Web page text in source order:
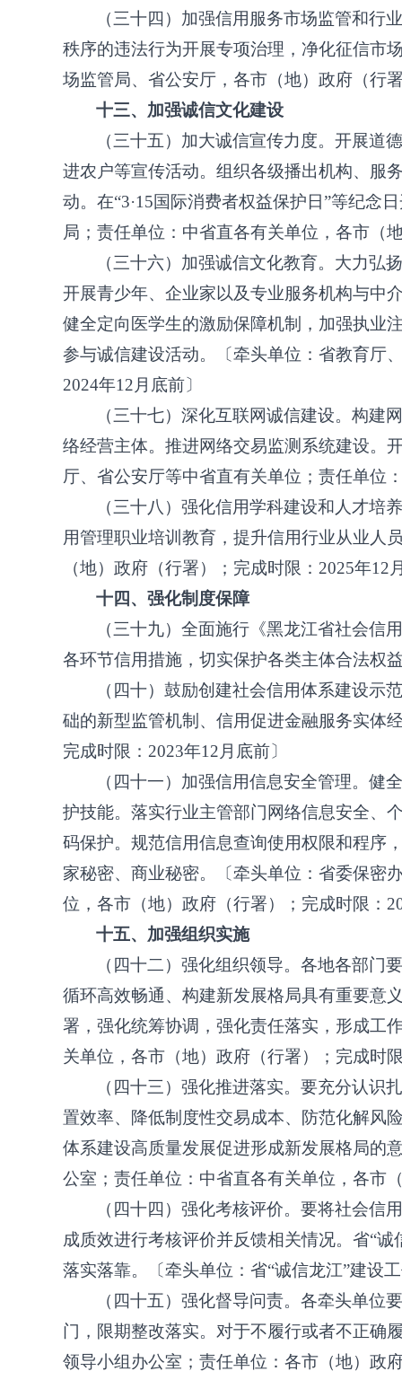
（三十四）加强信用服务市场监管和
秩序的违法行为开展专项治理，净化征信市
场监管局、省公安厅，各市（地）政府（行
十三、加强诚信文化建设
（三十五）加大诚信宣传力度。开展道
进农户等宣传活动。组织各级播出机构、服
动。在“3·15国际消费者权益保护日”等纪念
局；责任单位：中省直各有关单位，各市（
（三十六）加强诚信文化教育。大力
开展青少年、企业家以及专业服务机构与中
健全定向医学生的激励保障机制，加强执业
参与诚信建设活动。〔牵头单位：省教育厅
2024年12月底前〕
（三十七）深化互联网诚信建设。构
络经营主体。推进网络交易监测系统建设。
厅、省公安厅等中省直有关单位；责任单位
（三十八）强化信用学科建设和人才
用管理职业培训教育，提升信用行业从业人
（地）政府（行署）；完成时限： 2025年12
十四、强化制度保障
（三十九）全面施行《黑龙江省社会
各环节信用措施，切实保护各类主体合法权
（四十）鼓励创建社会信用体系建设
础的新型监管机制、信用促进金融服务实体
完成时限： 2023年12月底前〕
（四十一）加强信用信息安全管理。
护技能。落实行业主管部门网络信息安全、
码保护。规范信用信息查询使用权限和程序
家秘密、商业秘密。〔牵头单位：省委保密
位，各市（地）政府（行署）；完成时限：
十五、加强组织实施
（四十二）强化组织领导。各地各部
循环高效畅通、构建新发展格局具有重要意
署，强化统筹协调，强化责任落实，形成工
关单位，各市（地）政府（行署）；完成时
（四十三）强化推进落实。要充分认
置效率、降低制度性交易成本、防范化解风
体系建设高质量发展促进形成新发展格局的
公室；责任单位：中省直各有关单位，各市
（四十四）强化考核评价。要将社会
成质效进行考核评价并反馈相关情况。省“诚
落实落靠。〔牵头单位：省“诚信龙江”建设
（四十五）强化督导问责。各牵头单
门，限期整改落实。对于不履行或者不正确
领导小组办公室；责任单位：各市（地）政